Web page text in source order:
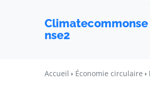
Climatecommonse
nse2
Accueil Économie circulaire